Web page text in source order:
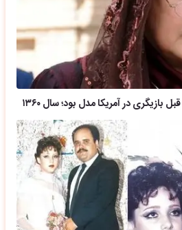
بازیگری در آمریکا مدل بود؛ سال ۱۳۶۰